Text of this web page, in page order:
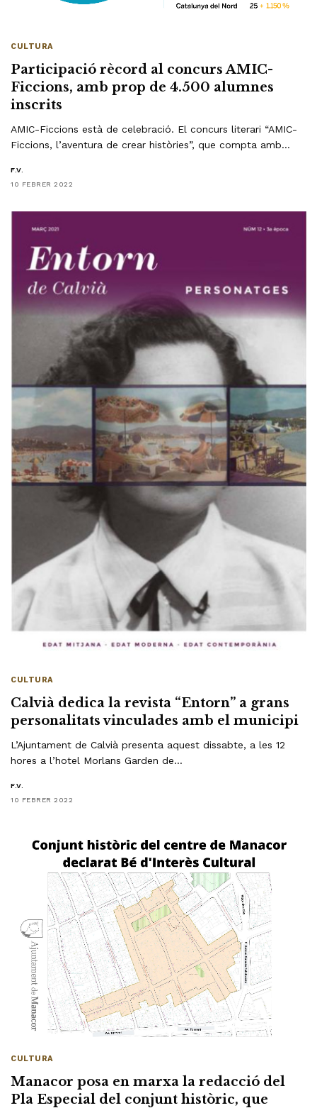
CULTURA
Participació rècord al concurs AMIC-
Ficcions, amb prop de 4.500 alumnes
inscrits
AMIC-Ficcions està de celebració. El concurs literari “AMIC-
Ficcions, l’aventura de crear històries”, que compta amb…
F.V.
10 FEBRER 2022
CULTURA
Calvià dedica la revista “Entorn” a grans
personalitats vinculades amb el municipi
L’Ajuntament de Calvià presenta aquest dissabte, a les 12
hores a l’hotel Morlans Garden de…
F.V.
10 FEBRER 2022
CULTURA
Manacor posa en marxa la redacció del
Pla Especial del conjunt històric, que